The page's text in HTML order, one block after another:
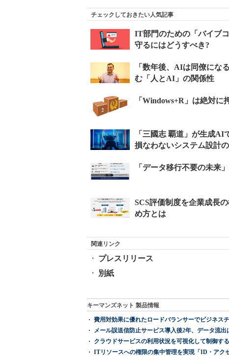
チェックしておきたい人気記事
関連リンク
プレスリリース
別紙
キーマンズネット 製品情報
費用対効果に優れたロードバランサーでビジネス
メール誤送信防止サービス導入後2年、データ流出
クラウドサービスの利用状況を可視化して制御す
ITリソースへの権限の集中管理を実現「ID・アク